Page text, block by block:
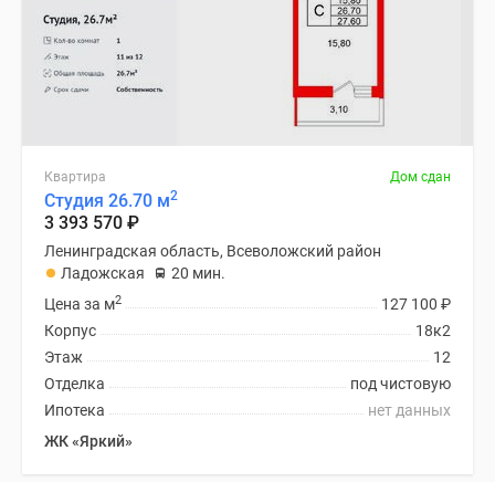
Квартира Дом сдан
Студия 26.70 м2
3 393 570 ₽
Ленинградская область, Всеволожский район
Ладожская
20 мин.
127 100 ₽
Цена за м2
18к2
Корпус
12
Этаж
под чистовую
Отделка
нет данных
Ипотека
ЖК «Яркий»